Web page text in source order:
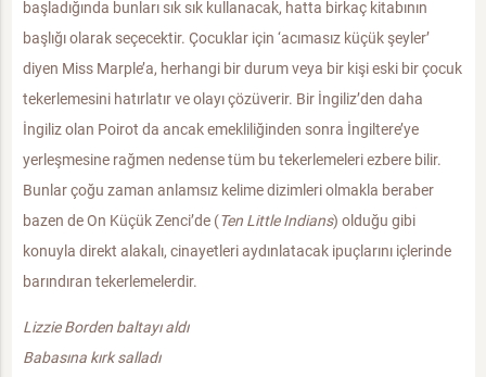
başladığında bunları sık sık kullanacak, hatta birkaç kitabının
başlığı olarak seçecektir. Çocuklar için ‘acımasız küçük şeyler’
diyen Miss Marple’a, herhangi bir durum veya bir kişi eski bir çocuk
tekerlemesini hatırlatır ve olayı çözüverir. Bir İngiliz’den daha
İngiliz olan Poirot da ancak emekliliğinden sonra İngiltere’ye
yerleşmesine rağmen nedense tüm bu tekerlemeleri ezbere bilir.
Bunlar çoğu zaman anlamsız kelime dizimleri olmakla beraber
bazen de On Küçük Zenci’de (Ten Little Indians) olduğu gibi
konuyla direkt alakalı, cinayetleri aydınlatacak ipuçlarını içlerinde
barındıran tekerlemelerdir.
Lizzie Borden baltayı aldı
Babasına kırk salladı